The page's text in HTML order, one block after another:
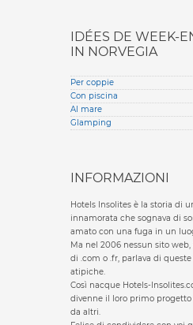
IDÉES DE WEEK-
IN NORVEGIA
Per coppie
Con piscina
Al mare
Glamping
INFORMAZIONI
Hotels Insolites è la storia di
innamorata che sognava di
amato con una fuga in un
Ma nel 2006 nessun sito
di .com o .fr, parlava di
atipiche.
Così nacque Hotels-
divenne il loro primo progetto
da altri.